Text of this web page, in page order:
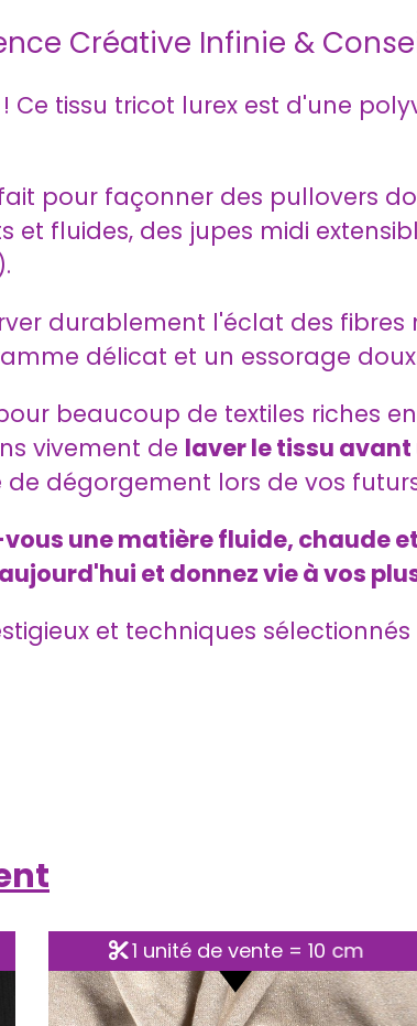
Créative Infinie &
Ce tissu tricot lurex est d'une
pour façonner des pullovers
et fluides, des jupes midi
durablement l'éclat des fibres
délicat et un essorage
beaucoup de textiles riches
vivement de laver le tissu
dégorgement lors de vos
une matière fluide, chaude
et donnez vie à vos
et techniques
1 unité de vente = 10 cm